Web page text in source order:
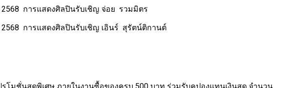
การแสดงศิลปินรับเชิญ จ่อย รวมมิตร
การแสดงศิลปินรับเชิญ เอินร์ สุรัตน์ติกานต์